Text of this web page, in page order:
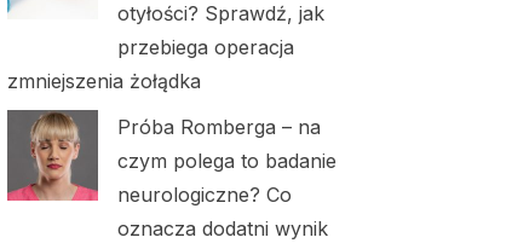
otyłości? Sprawdź, jak
przebiega operacja
zmniejszenia żołądka
Próba Romberga – na
czym polega to badanie
neurologiczne? Co
oznacza dodatni wynik